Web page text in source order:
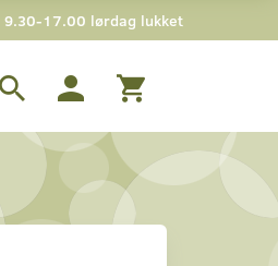
9.30-17.00 lørdag lukket